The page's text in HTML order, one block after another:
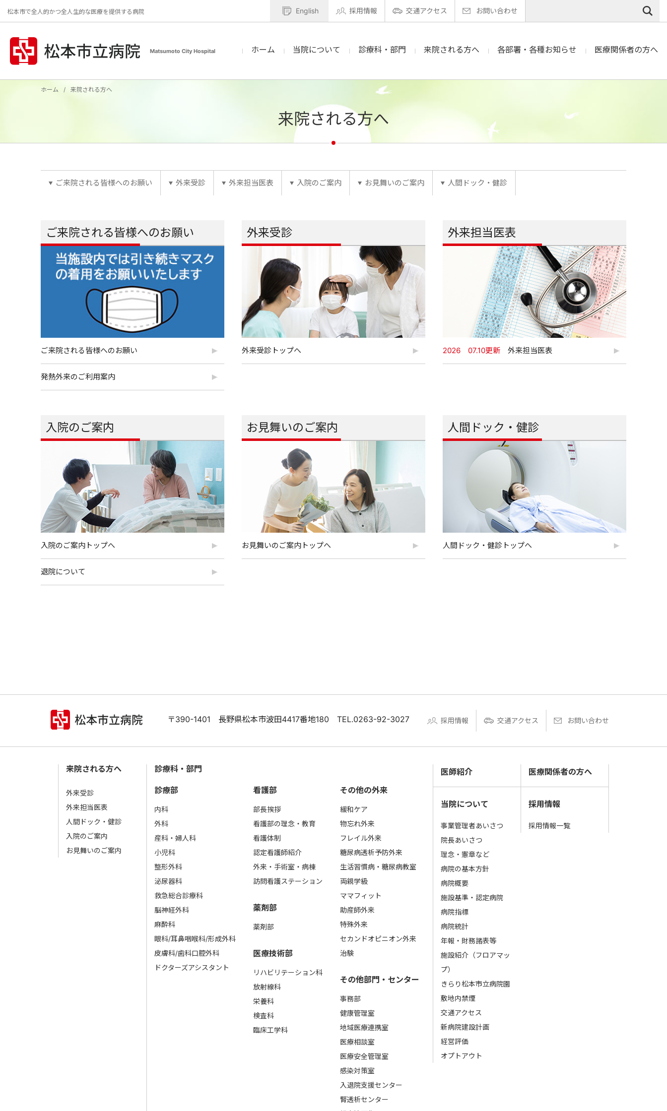
松本市で全人的かつ全人生的な医療を提供する病院 English 採用情報 交通アクセス お問い合わせ
Matsumoto City Hospital ホーム 当院について 診療科・部門 来院される方へ 各部署・各種お知らせ 医療関係者の方へ
ホーム 来院される方へ
来院される方へ
ご来院される皆様へのお願い 外来受診 外来担当医表 入院のご案内 お見舞いのご案内 人間ドック・健診
ご来院される皆様へのお願い
ご来院される皆様へのお願い
発熱外来のご利用案内
外来受診
外来受診トップへ
外来担当医表
2026 07.10更新 外来担当医表
入院のご案内
入院のご案内トップへ
退院について
お見舞いのご案内
お見舞いのご案内トップへ
人間ドック・健診
人間ドック・健診トップへ
〒390-1401 長野県松本市波田4417番地180 TEL.0263-92-3027 採用情報 交通アクセス お問い合わせ
来院される方へ
外来受診
外来担当医表
人間ドック・健診
入院のご案内
お見舞いのご案内
診療科・部門
診療部
内科
外科
産科・婦人科
小児科
整形外科
泌尿器科
救急総合診療科
脳神経外科
麻酔科
眼科/耳鼻咽喉科/形成外科
皮膚科/歯科口腔外科
ドクターズアシスタント
看護部
部長挨拶
看護部の理念・教育
看護体制
認定看護師紹介
外来・手術室・病棟
訪問看護ステーション
薬剤部
薬剤部
医療技術部
リハビリテーション科
放射線科
栄養科
検査科
臨床工学科
その他の外来
緩和ケア
物忘れ外来
フレイル外来
糖尿病透析予防外来
生活習慣病・糖尿病教室
両親学級
ママフィット
助産師外来
特殊外来
セカンドオピニオン外来
治験
その他部門・センター
事務部
健康管理室
地域医療連携室
医療相談室
医療安全管理室
感染対策室
入退院支援センター
腎透析センター
医師紹介
当院について
事業管理者あいさつ
院長あいさつ
理念・憲章など
病院の基本⽅針
病院概要
施設基準・認定病院
病院指標
病院統計
年報・財務諸表等
施設紹介（フロアマッ
プ）
きらり松本市立病院園
敷地内禁煙
交通アクセス
新病院建設計画
経営評価
オプトアウト
医療関係者の方へ
採用情報
採用情報一覧